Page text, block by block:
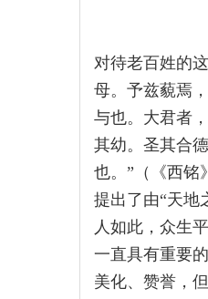
对待老百姓的
母。予兹藐焉
与也。大君者
其幼。圣其合
也。”（《西铭
提出了由“天地
人如此，众生
一直具有重要
美化、赞誉，